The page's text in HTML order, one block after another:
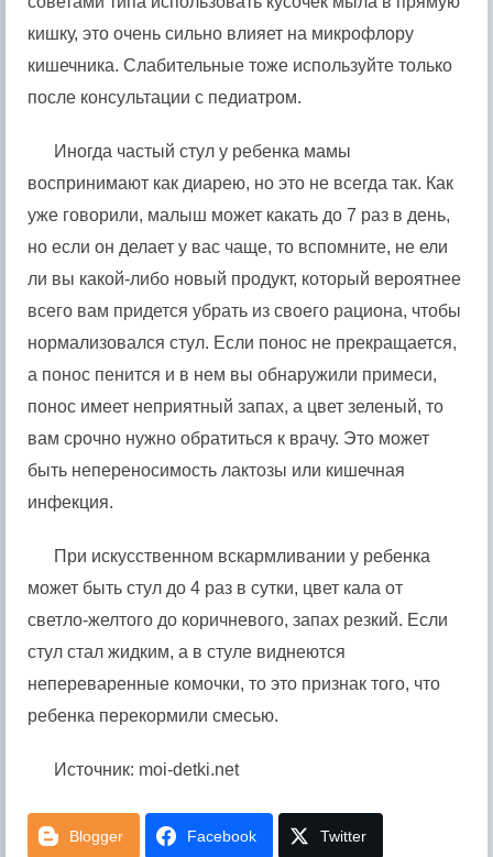
кишку, это очень сильно влияет на микрофлору
кишечника. Слабительные тоже используйте только
после консультации с педиатром.
Иногда частый стул у ребенка мамы
воспринимают как диарею, но это не всегда так. Как
уже говорили, малыш может какать до 7 раз в день,
но если он делает у вас чаще, то вспомните, не ели
ли вы какой-либо новый продукт, который вероятнее
всего вам придется убрать из своего рациона, чтобы
нормализовался стул. Если понос не прекращается,
а понос пенится и в нем вы обнаружили примеси,
понос имеет неприятный запах, а цвет зеленый, то
вам срочно нужно обратиться к врачу. Это может
быть непереносимость лактозы или кишечная
инфекция.
При искусственном вскармливании у ребенка
может быть стул до 4 раз в сутки, цвет кала от
светло-желтого до коричневого, запах резкий. Если
стул стал жидким, а в стуле виднеются
непереваренные комочки, то это признак того, что
ребенка перекормили смесью.
Источник: moi-detki.net
Blogger Facebook Twitter